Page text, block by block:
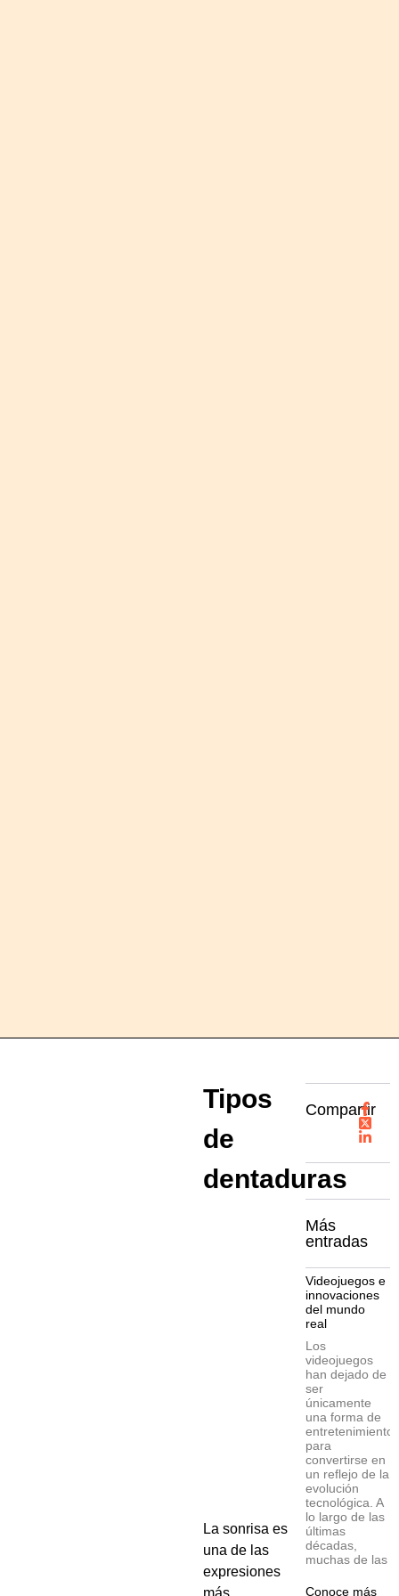
Tipos
de
dentaduras
La sonrisa es
una de las
expresiones
más
Compartir
Más
entradas
Videojuegos e
innovaciones
del mundo
real
Los
videojuegos
han dejado de
ser
únicamente
una forma de
entretenimiento
para
convertirse en
un reflejo de la
evolución
tecnológica. A
lo largo de las
últimas
décadas,
muchas de las
Conoce más